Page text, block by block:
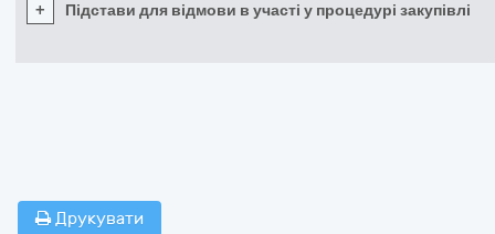
+ Підстави для відмови в участі у процедурі закупівлі
Друкувати